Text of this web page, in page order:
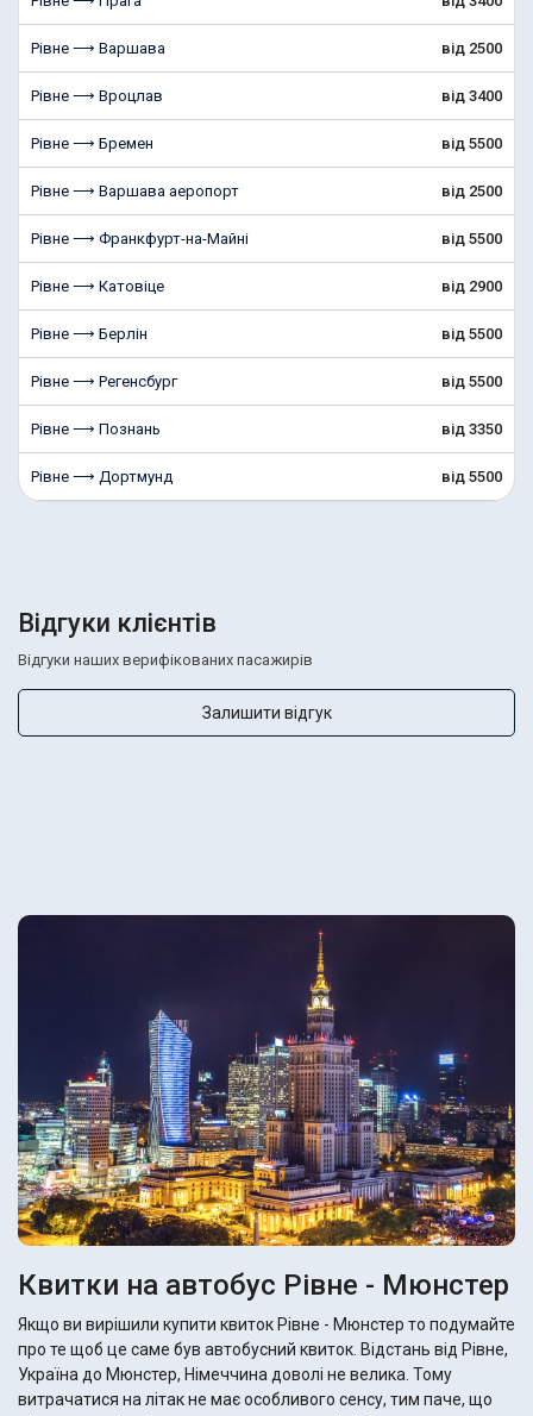
Рівне ⟶ Варшава від 2500
Рівне ⟶ Вроцлав від 3400
Рівне ⟶ Бремен від 5500
Рівне ⟶ Варшава аеропорт від 2500
Рівне ⟶ Франкфурт-на-Майні від 5500
Рівне ⟶ Катовіце від 2900
Рівне ⟶ Берлін від 5500
Рівне ⟶ Регенсбург від 5500
Рівне ⟶ Познань від 3350
Рівне ⟶ Дортмунд від 5500
Відгуки клієнтів
Відгуки наших верифікованих пасажирів
Залишити відгук
Квитки на автобус Рівне - Мюнстер
Якщо ви вирішили купити квиток Рівне - Мюнстер то подумайте
про те щоб це саме був автобусний квиток. Відстань від Рівне,
Україна до Мюнстер, Німеччина доволі не велика. Тому
витрачатися на літак не має особливого сенсу, тим паче, що